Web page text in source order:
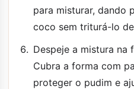
para misturar, dando
coco sem triturá-lo
Despeje a mistura na
Cubra a forma com
proteger o pudim e